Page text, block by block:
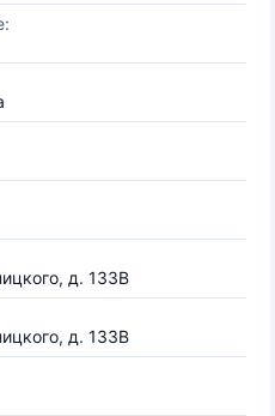
д. 133В
д. 133В